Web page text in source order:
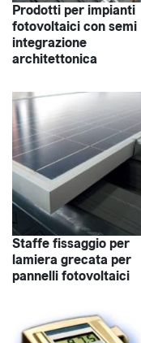
Prodotti per impianti
fotovoltaici con semi
integrazione
architettonica
Staffe fissaggio per
lamiera grecata per
pannelli fotovoltaici